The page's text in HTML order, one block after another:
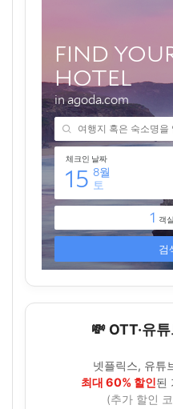
💸 OTT·유
넷플릭스, 유튜
최대 60% 할인된
(추가 할인